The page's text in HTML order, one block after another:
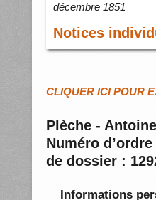
décembre 1851
Notices
CLIQUER ICI POUR
Plèche - Antoine
Numéro
de dossier :
Informations